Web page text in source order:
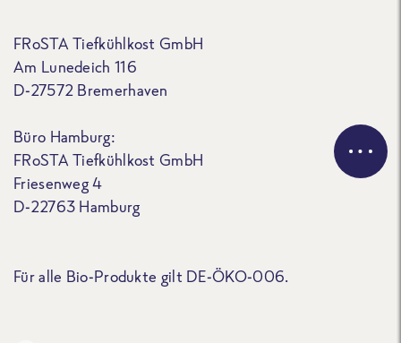
FRoSTA Tiefkühlkost GmbH
Am Lunedeich 116
D-27572 Bremerhaven
Büro Hamburg:
FRoSTA Tiefkühlkost GmbH
Friesenweg 4
D-22763 Hamburg
Für alle Bio-Produkte gilt DE-ÖKO-006.